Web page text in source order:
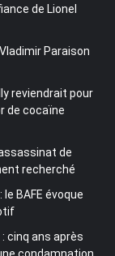
de Lionel
Paraison
reviendrait pour
de cocaïne
de
recherché
BAFE évoque
cinq ans après